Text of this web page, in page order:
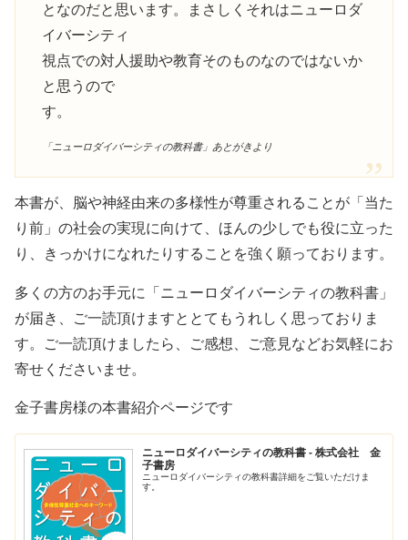
となのだと思います。まさしくそれはニューロダ
イバーシティ
視点での対人援助や教育そのものなのではないか
と思うので
す。
「ニューロダイバーシティの教科書」あとがきより
本書が、脳や神経由来の多様性が尊重されることが「当た
り前」の社会の実現に向けて、ほんの少しでも役に立った
り、きっかけになれたりすることを強く願っております。
多くの方のお手元に「ニューロダイバーシティの教科書」
が届き、ご一読頂けますととてもうれしく思っておりま
す。ご一読頂けましたら、ご感想、ご意見などお気軽にお
寄せくださいませ。
金子書房様の本書紹介ページです
ニューロダイバーシティの教科書 - 株式会社 金
子書房
ニューロダイバーシティの教科書詳細をご覧いただけま
す。